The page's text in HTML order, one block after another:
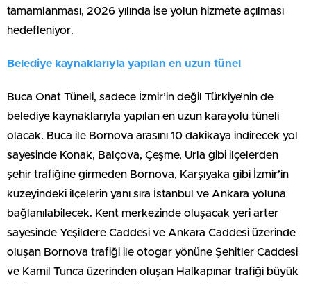
tamamlanması, 2026 yılında ise yolun hizmete açılması
hedefleniyor.
Belediye kaynaklarıyla yapılan en uzun tünel
Buca Onat Tüneli, sadece İzmir’in değil Türkiye’nin de
belediye kaynaklarıyla yapılan en uzun karayolu tüneli
olacak. Buca ile Bornova arasını 10 dakikaya indirecek yol
sayesinde Konak, Balçova, Çeşme, Urla gibi ilçelerden
şehir trafiğine girmeden Bornova, Karşıyaka gibi İzmir’in
kuzeyindeki ilçelerin yanı sıra İstanbul ve Ankara yoluna
bağlanılabilecek. Kent merkezinde oluşacak yeri arter
sayesinde Yeşildere Caddesi ve Ankara Caddesi üzerinde
oluşan Bornova trafiği ile otogar yönüne Şehitler Caddesi
ve Kamil Tunca üzerinden oluşan Halkapınar trafiği büyük